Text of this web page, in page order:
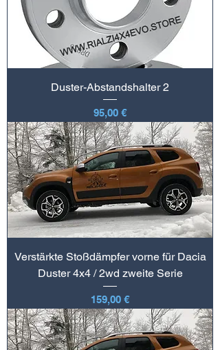
Duster-Abstandshalter 2
Preis
95,00 €
Verstärkte Stoßdämpfer vorne für Dacia
Duster 4x4 / 2wd zweite Serie
Preis
159,00 €